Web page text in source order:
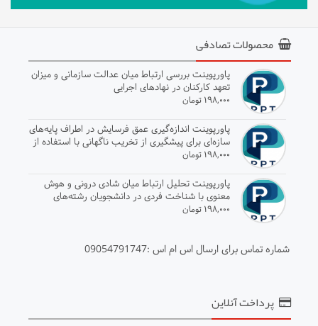
محصولات تصادفی
پاورپوینت بررسی ارتباط میان عدالت سازمانی و میزان
تعهد کارکنان در نهادهای اجرایی
۱۹۸,۰۰۰ تومان
پاورپوینت اندازه‌گیری عمق فرسایش در اطراف پایه‌های
سازه‌ای برای پیشگیری از تخریب ناگهانی با استفاده از
مدل عددی
۱۹۸,۰۰۰ تومان
پاورپوینت تحلیل ارتباط میان شادی درونی و هوش
معنوی با شناخت فردی در دانشجویان رشته‌های
ورزشی
۱۹۸,۰۰۰ تومان
شماره تماس برای ارسال اس ام اس :09054791747
پرداخت آنلاین